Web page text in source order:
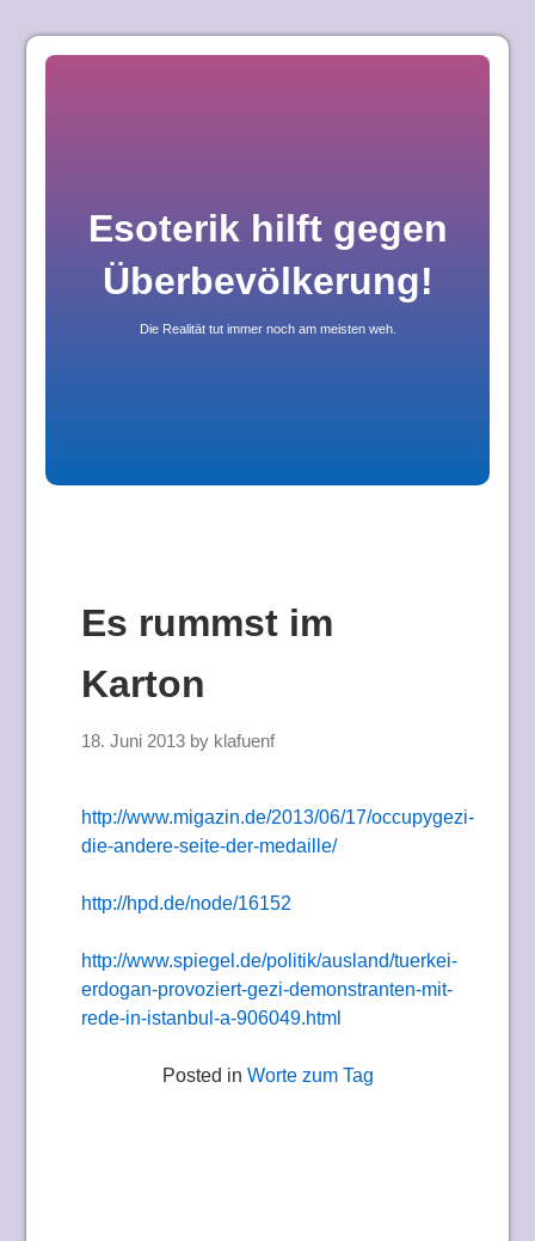
Skip
Esoterik hilft gegen
Überbevölkerung!
Die Realität tut immer noch am meisten weh.
Es rummst im
Karton
18. Juni 2013 by klafuenf
http://www.migazin.de/2013/06/17/occupygezi-
die-andere-seite-der-medaille/
http://hpd.de/node/16152
http://www.spiegel.de/politik/ausland/tuerkei-
erdogan-provoziert-gezi-demonstranten-mit-
rede-in-istanbul-a-906049.html
Posted in Worte zum Tag